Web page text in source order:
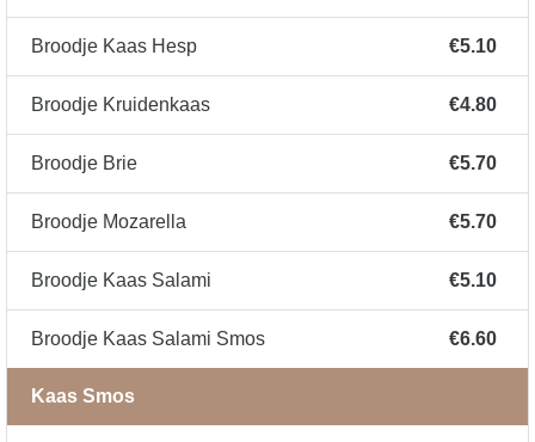
Broodje Kaas Hesp €5.10
Broodje Kruidenkaas €4.80
Broodje Brie €5.70
Broodje Mozarella €5.70
Broodje Kaas Salami €5.10
Broodje Kaas Salami Smos €6.60
Kaas Smos